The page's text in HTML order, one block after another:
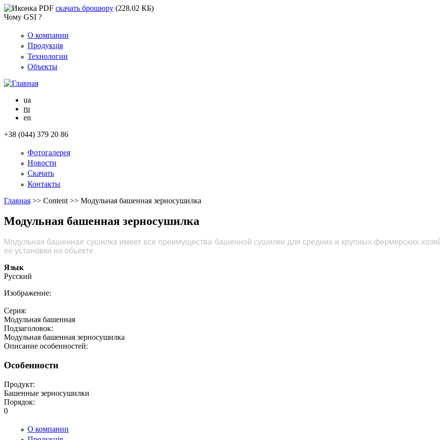
скачать брошюру (228.02 КБ)
Чому GSI ?
О компании
Продукція
Технологии
Объекты
ua
ru
en
+38 (044) 379 20 86
Фотогалерея
Новости
Скачать
Контакты
Главная >> Content >> Модульная башенная зерносушилка
Модульная башенная зерносушилка
Модульная башенная сушилка имеет все преимущества башенной сушилки для средних и крупных фермерских
ее установки на объекте.
Язык
Русский
Изображение:
Серия:
Модульная башенная
Подзаголовок:
Модульная башенная зерносушилка
Описание особенностей:
Особенности
Продукт:
Башенные зерносушилки
Порядок:
0
О компании